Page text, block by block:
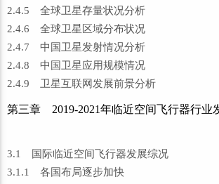
2.4.5 全球卫星存量状况分析
2.4.6 全球卫星区域分布状况
2.4.7 中国卫星发射情况分析
2.4.8 中国卫星应用规模情况
2.4.9 卫星互联网发展前景分析
第三章 2019-2021年临近空间飞行器行业
3.1 国际临近空间飞行器发展综况
3.1.1 各国布局逐步加快